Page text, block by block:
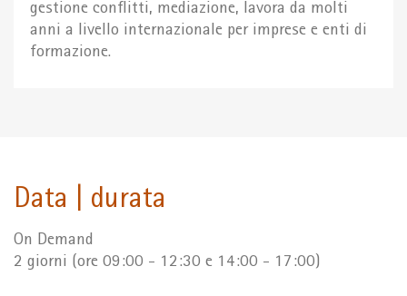
gestione conflitti, mediazione, lavora da molti
anni a livello internazionale per imprese e enti di
formazione.
Data | durata
On Demand
2 giorni (ore 09:00 - 12:30 e 14:00 - 17:00)